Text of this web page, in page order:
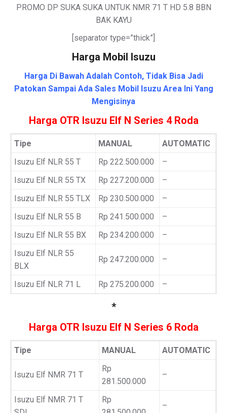
PROMO DP SUKA SUKA UNTUK NMR 71 T HD 5.8 BBN
BAK KAYU
[separator type=”thick”]
Harga Mobil Isuzu
Harga Di Bawah Adalah Contoh, Tidak Bisa Jadi
Patokan Sampai Ada Sales Mobil Isuzu Area Ini Yang
Mengisinya
Harga OTR Isuzu Elf N Series 4 Roda
Tipe MANUAL
AUTOMATIC
Isuzu Elf NLR 55 T
Rp 222.500.000
–
Isuzu Elf NLR 55 TX
Rp 227.200.000
–
Isuzu Elf NLR 55 TLX
Rp 230.500.000
–
Isuzu Elf NLR 55 B
Rp 241.500.000
–
Isuzu Elf NLR 55 BX
Rp 234.200.000
–
Isuzu Elf NLR 55
BLX
Rp 247.200.000 –
Isuzu Elf NLR 71 L Rp 275.200.000 –
*
Harga OTR Isuzu Elf N Series 6 Roda
Tipe MANUAL AUTOMATIC
Isuzu Elf NMR 71 T
Rp
281.500.000
–
Isuzu Elf NMR 71 T
Rp
–